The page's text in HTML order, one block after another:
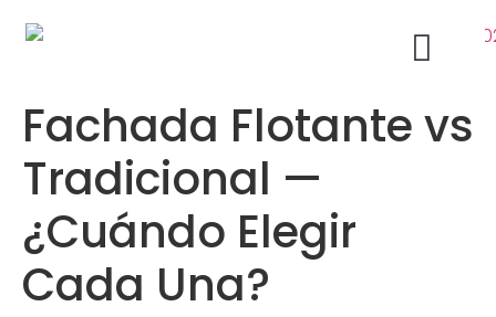
Fachada Flotante vs
Tradicional —
¿Cuándo Elegir
Cada Una?